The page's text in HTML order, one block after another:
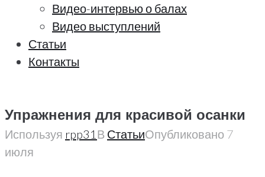
Видео-интервью о балах
Видео выступлений
Статьи
Контакты
Упражнения для красивой осанки
Используя rpp31 В СтатьиОпубликовано 7
июля